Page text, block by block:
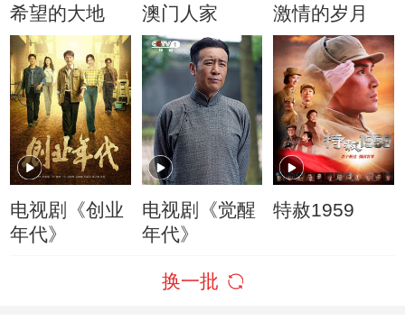
希望的大地 澳门人家 激情的岁月
电视剧《创业
年代》
电视剧《觉醒
年代》
特赦1959
换一批